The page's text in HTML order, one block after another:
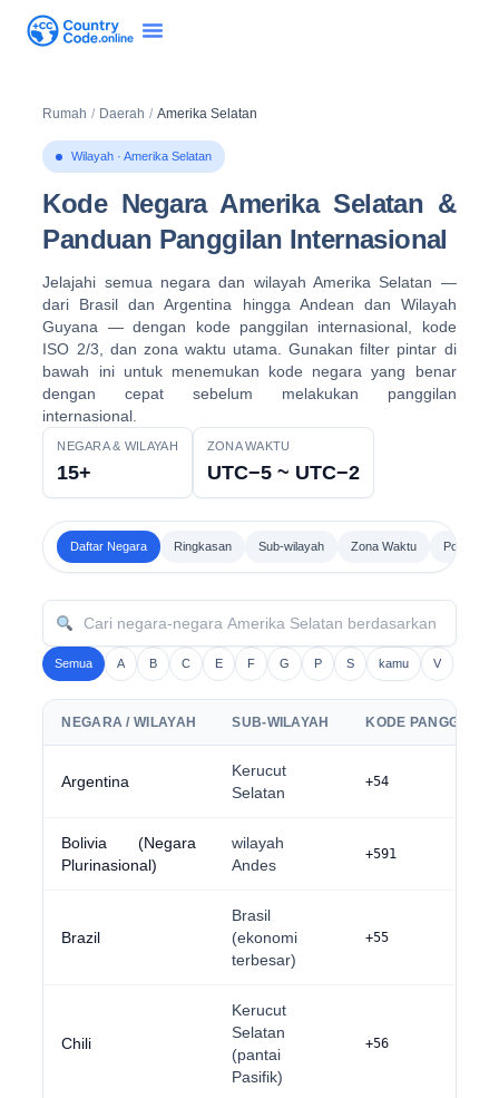
Rumah / Daerah / Amerika Selatan
Wilayah · Amerika Selatan
Kode Negara Amerika Selatan &
Panduan Panggilan Internasional
Jelajahi semua negara dan wilayah Amerika Selatan —
dari Brasil dan Argentina hingga Andean dan Wilayah
Guyana — dengan kode panggilan internasional, kode
ISO 2/3, dan zona waktu utama. Gunakan filter pintar di
bawah ini untuk menemukan kode negara yang benar
dengan cepat sebelum melakukan panggilan
internasional.
NEGARA & WILAYAH
15+
ZONA WAKTU
UTC−5 ~ UTC−2
Daftar Negara Ringkasan Sub-wilayah Zona Waktu Pola
Semua A B C E F G P S kamu V
NEGARA / WILAYAH SUB-WILAYAH KODE PANGGILAN
Argentina
Kerucut
Selatan
+54
Bolivia (Negara
Plurinasional)
wilayah
Andes
+591
Brazil
Brasil
(ekonomi
terbesar)
+55
Chili
Kerucut
Selatan
(pantai
Pasifik)
+56